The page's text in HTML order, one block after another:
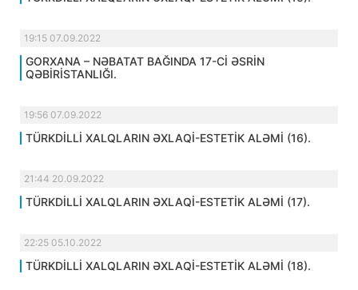
19:15 07.09.2022
GORXANA – NƏBATAT BAĞINDA 17-Cİ ƏSRİN
QƏBİRİSTANLIĞI.
19:56 07.09.2022
TÜRKDİLLİ XALQLARIN ƏXLAQİ-ESTETİK ALƏMİ (16).
21:44 20.09.2022
TÜRKDİLLİ XALQLARIN ƏXLAQİ-ESTETİK ALƏMİ (17).
22:25 05.10.2022
TÜRKDİLLİ XALQLARIN ƏXLAQİ-ESTETİK ALƏMİ (18).